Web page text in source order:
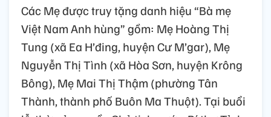
Các Mẹ được truy tặng danh hiệu “Bà mẹ
Việt Nam Anh hùng” gồm: Mẹ Hoàng Thị
Tung (xã Ea H’đing, huyện Cư M’gar), Mẹ
Nguyễn Thị Tình (xã Hòa Sơn, huyện Krông
Bông), Mẹ Mai Thị Thậm (phường Tân
Thành, thành phố Buôn Ma Thuột). Tại buổi